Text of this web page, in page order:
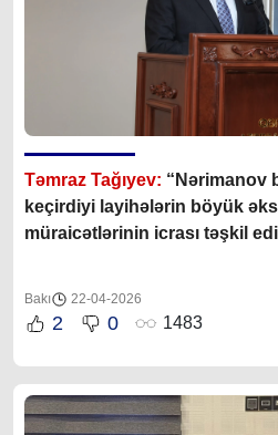
Təmraz Tağıyev: “Nərimanov
keçirdiyi layihələrin böyük
müraicətlərinin icrası təşkil
Bakı 22-04-2026
2 0 1483